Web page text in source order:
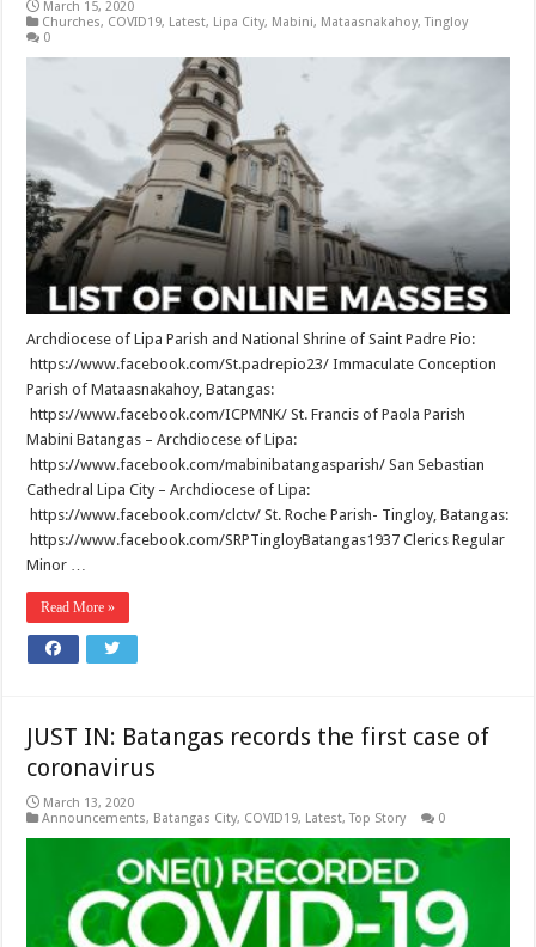
March 15, 2020
Churches, COVID19, Latest, Lipa City, Mabini, Mataasnakahoy,Tingloy
0
Archdiocese of Lipa Parish and National Shrine of Saint Padre Pio:
https://www.facebook.com/St.padrepio23/ Immaculate Conception
Parish of Mataasnakahoy, Batangas:
https://www.facebook.com/ICPMNK/ St. Francis of Paola Parish
Mabini Batangas – Archdiocese of Lipa:
https://www.facebook.com/mabinibatangasparish/ San Sebastian
Cathedral Lipa City – Archdiocese of Lipa:
https://www.facebook.com/clctv/ St. Roche Parish- Tingloy, Batangas:
https://www.facebook.com/SRPTingloyBatangas1937 Clerics Regular
Minor …
Read More »
JUST IN: Batangas records the first case of
coronavirus
March 13, 2020
Announcements, Batangas City, COVID19, Latest,Top Story 0